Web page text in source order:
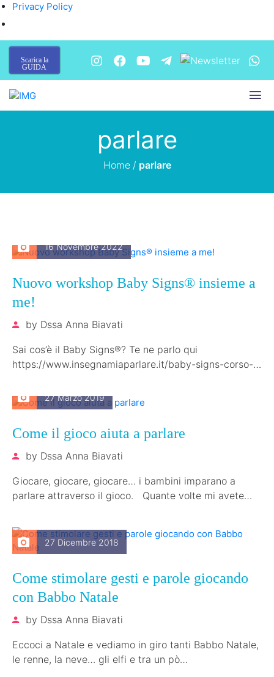
Privacy Policy
Scarica la
GUIDA
parlare
Home / parlare
16 Novembre 2022
Nuovo workshop Baby Signs® insieme a
me!
by Dssa Anna Biavati
Sai cos’è il Baby Signs®? Te ne parlo qui
https://www.insegnamiaparlare.it/baby-signs-corso-
baby-signs-italia/ Se sei interessato a futuri workshop
online con me iscriviti…
27 Marzo 2019
Come il gioco aiuta a parlare
by Dssa Anna Biavati
Giocare, giocare, giocare… i bambini imparano a
parlare attraverso il gioco. Quante volte mi avete
27 Dicembre 2018
Come stimolare gesti e parole giocando
con Babbo Natale
by Dssa Anna Biavati
Eccoci a Natale e vediamo in giro tanti Babbo Natale,
le renne, la neve… gli elfi e tra un pò…